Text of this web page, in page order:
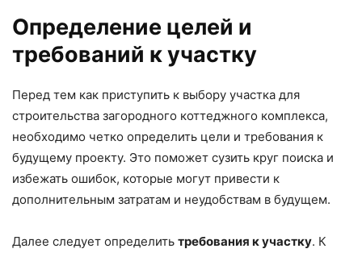
Определение целей и
требований к участку
Перед тем как приступить к выбору участка для
строительства загородного коттеджного комплекса,
необходимо четко определить цели и требования к
будущему проекту. Это поможет сузить круг поиска и
избежать ошибок, которые могут привести к
дополнительным затратам и неудобствам в будущем.
Далее следует определить требования к участку. К